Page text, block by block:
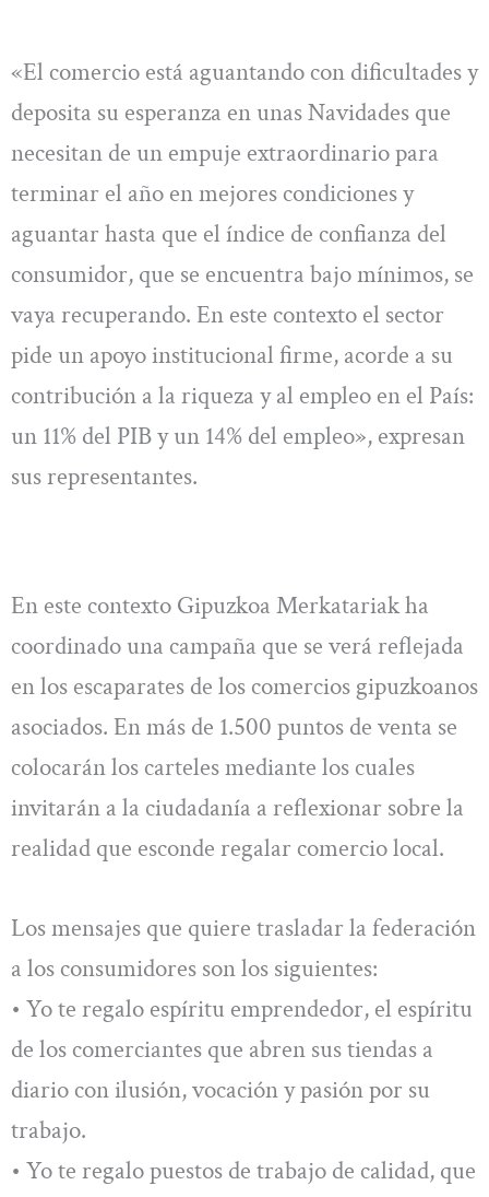
«El comercio está aguantando con dificultades y
deposita su esperanza en unas Navidades que
necesitan de un empuje extraordinario para
terminar el año en mejores condiciones y
aguantar hasta que el índice de confianza del
consumidor, que se encuentra bajo mínimos, se
vaya recuperando. En este contexto el sector
pide un apoyo institucional firme, acorde a su
contribución a la riqueza y al empleo en el País:
un 11% del PIB y un 14% del empleo», expresan
sus representantes.
En este contexto Gipuzkoa Merkatariak ha
coordinado una campaña que se verá reflejada
en los escaparates de los comercios gipuzkoanos
asociados. En más de 1.500 puntos de venta se
colocarán los carteles mediante los cuales
invitarán a la ciudadanía a reflexionar sobre la
realidad que esconde regalar comercio local.
Los mensajes que quiere trasladar la federación
a los consumidores son los siguientes:
• Yo te regalo espíritu emprendedor, el espíritu
de los comerciantes que abren sus tiendas a
diario con ilusión, vocación y pasión por su
trabajo.
• Yo te regalo puestos de trabajo de calidad, que